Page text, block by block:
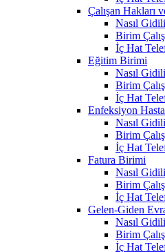
Çalışan Hakları
Nasıl
Birim
İç Hat
Eğitim Birimi
Nasıl
Birim
İç Hat
Enfeksiyon
Nasıl
Birim
İç Hat
Fatura Birimi
Nasıl
Birim
İç Hat
Gelen-Giden
Nasıl
Birim
İç Hat